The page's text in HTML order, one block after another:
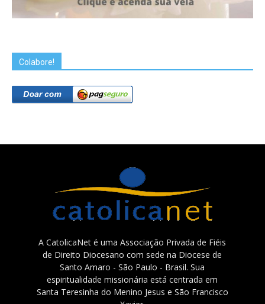
Colabore!
A CatolicaNet é uma Associação Privada de Fiéis
de Direito Diocesano com sede na Diocese de
Santo Amaro - São Paulo - Brasil. Sua
espiritualidade missionária está centrada em
Santa Teresinha do Menino Jesus e São Francisco